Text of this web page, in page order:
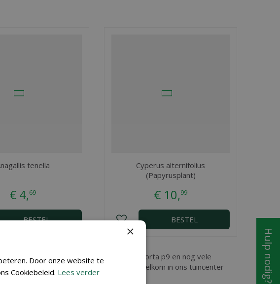
tenella
€ 4,69
BESTEL
Cyperus alternifolius
(Papyrusplant)
€ 10,99
BESTEL
en Sint Niklaas, vindt u Polygonum bistorta p9 en nog vele
bistorta p9 dan bent u ook van harte welkom in ons tuincenter
Hulp nodig?
×
Door onze website te
Cookiebeleid. Lees verder